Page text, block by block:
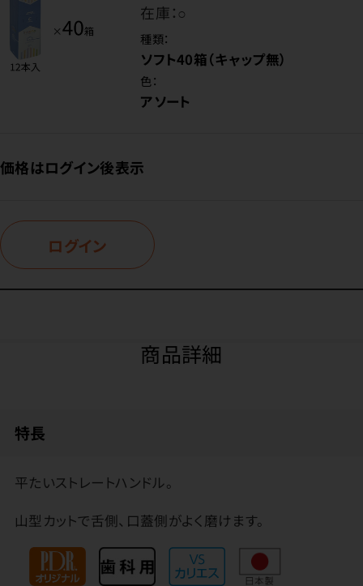
在庫：○
種類：
ソフト40箱（キャップ無）
色：
アソート
価格はログイン後表示
ログイン
商品詳細
特長
平たいストレートハンドル。
山型カットで舌側、口蓋側がよく磨けます。